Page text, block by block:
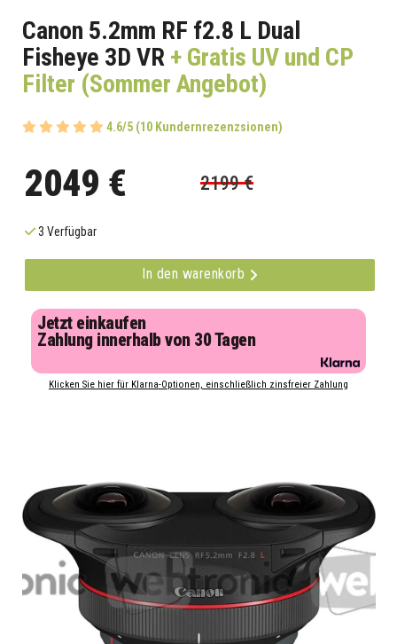
Canon 5.2mm RF f2.8 L Dual
Fisheye 3D VR+ Gratis UV und CP
Filter (Sommer Angebot)
4.6/5 (10 Kundernrezenzsionen)
2049 € 2199 €
3 Verfügbar
In den warenkorb
Jetzt einkaufen
Zahlung innerhalb von 30 Tagen
Klicken Sie hier für Klarna-Optionen, einschließlich zinsfreier Zahlung